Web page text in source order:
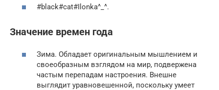
#black#cat#Ilonka^_^.
Значение времен года
Зима. Обладает оригинальным мышлением и
своеобразным взглядом на мир, подвержена
частым перепадам настроения. Внешне
выглядит уравновешенной, поскольку умеет